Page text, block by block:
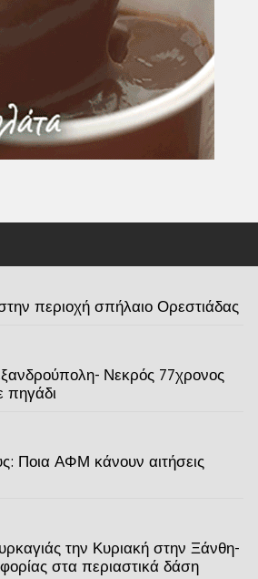
περιοχή σπήλαιο Ορεστιάδας
Νεκρός 77χρονος
Ποια ΑΦΜ κάνουν αιτήσεις
την Κυριακή στην Ξάνθη-
στα περιαστικά δάση